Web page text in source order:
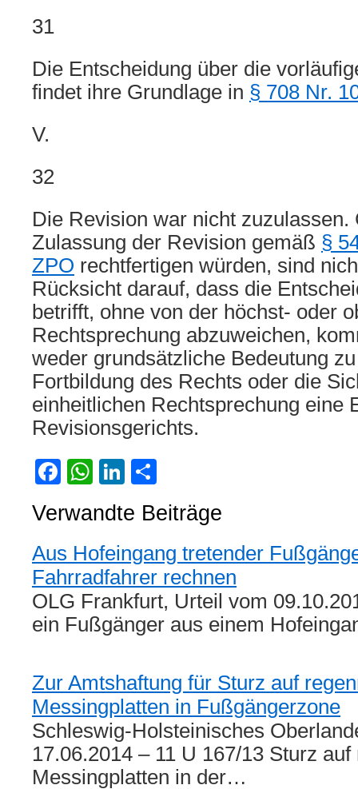
31
Die Entscheidung über die
findet ihre Grundlage in § 708 Nr.
V.
32
Die Revision war nicht zuzulassen.
Zulassung der Revision gemäß §
ZPO rechtfertigen würden, sind
Rücksicht darauf, dass die
betrifft, ohne von der höchst- oder
Rechtsprechung abzuweichen,
weder grundsätzliche Bedeutung
Fortbildung des Rechts oder die
einheitlichen Rechtsprechung eine
Revisionsgerichts.
Facebook
WhatsApp
LinkedIn
Verwandte Beiträge
Aus Hofeingang tretender
Fahrradfahrer rechnen
OLG Frankfurt, Urteil vom
ein Fußgänger aus einem
Zur Amtshaftung für Sturz auf
Messingplatten in Fußgängerzone
Schleswig-Holsteinisches
17.06.2014 – 11 U 167/13 Sturz
Messingplatten in der…